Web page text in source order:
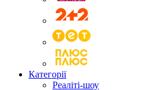
Категорії
Реаліті-шоу